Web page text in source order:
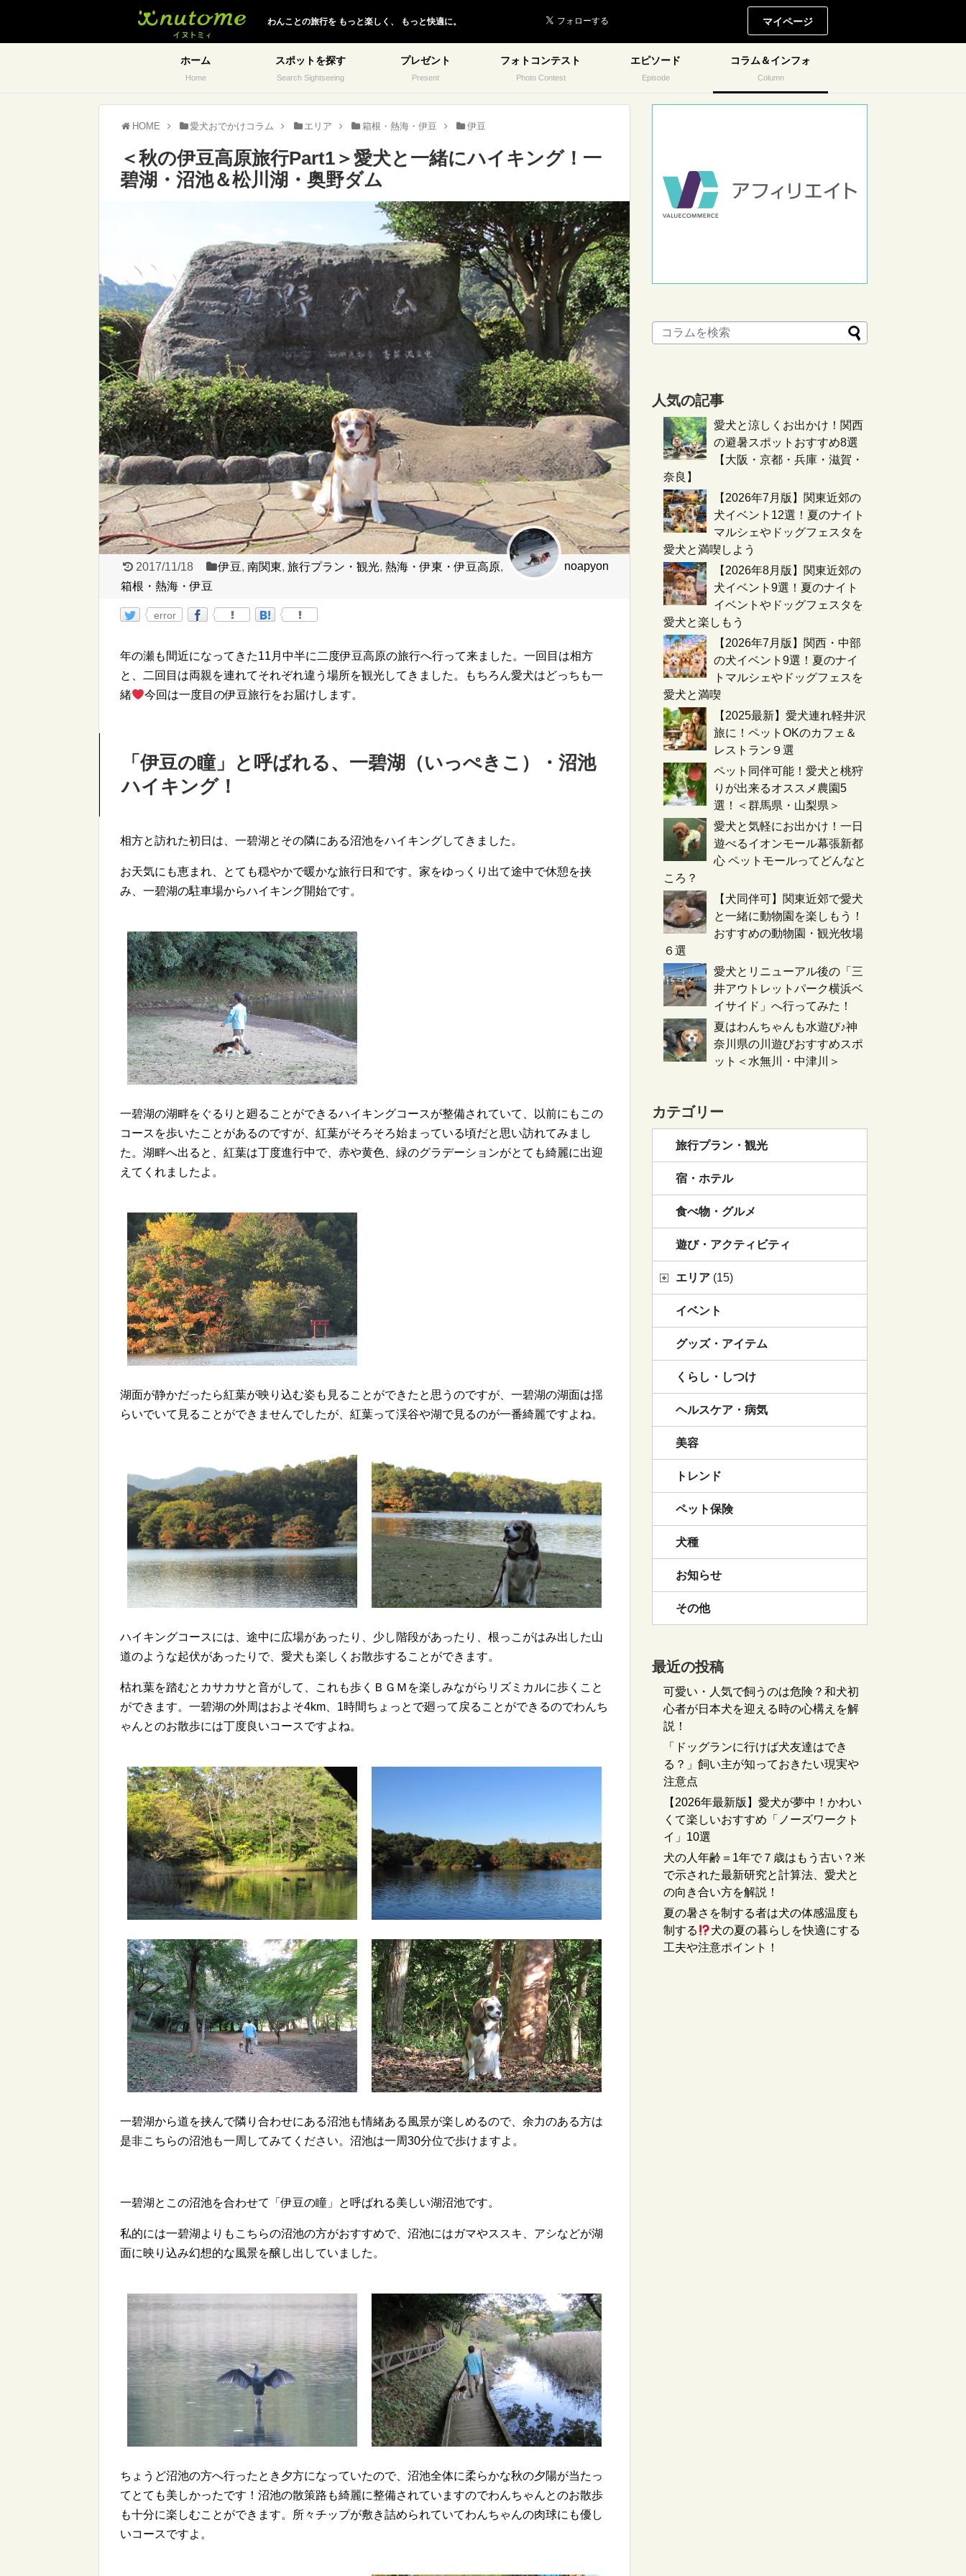
わんことの旅行を もっと楽しく、 もっと快適に。 マイページ
ホーム
Home
スポットを探す
Search Sightseeing
プレゼント
Present
フォトコンテスト
Photo Contest
エピソード
Episode
コラム＆インフォ
Column
HOME 愛犬おでかけコラム エリア 箱根・熱海・伊豆 伊豆
＜秋の伊豆高原旅行Part1＞愛犬と一緒にハイキング！一
碧湖・沼池＆松川湖・奥野ダム
noapyon
2017/11/18 伊豆,南関東,旅行プラン・観光,熱海・伊東・伊豆高原,
箱根・熱海・伊豆
error
年の瀬も間近になってきた11月中半に二度伊豆高原の旅行へ行って来ました。一回目は相方
と、二回目は両親を連れてそれぞれ違う場所を観光してきました。もちろん愛犬はどっちも一
緒
今回は一度目の伊豆旅行をお届けします。
「伊豆の瞳」 と呼ばれる、一碧湖（いっぺきこ）・沼池
ハイキング！
相方と訪れた初日は、一碧湖とその隣にある沼池をハイキングしてきました。
お天気にも恵まれ、とても穏やかで暖かな旅行日和です。家をゆっくり出て途中で休憩を挟
み、一碧湖の駐車場からハイキング開始です。
一碧湖の湖畔をぐるりと廻ることができるハイキングコースが整備されていて、以前にもこの
コースを歩いたことがあるのですが、紅葉がそろそろ始まっている頃だと思い訪れてみまし
た。湖畔へ出ると、紅葉は丁度進行中で、赤や黄色、緑のグラデーションがとても綺麗に出迎
えてくれましたよ。
湖面が静かだったら紅葉が映り込む姿も見ることができたと思うのですが、一碧湖の湖面は揺
らいでいて見ることができませんでしたが、紅葉って渓谷や湖で見るのが一番綺麗ですよね。
ハイキングコースには、途中に広場があったり、少し階段があったり、根っこがはみ出した山
道のような起伏があったりで、愛犬も楽しくお散歩することができます。
枯れ葉を踏むとカサカサと音がして、これも歩くＢＧＭを楽しみながらリズミカルに歩くこと
ができます。一碧湖の外周はおよそ4km、1時間ちょっとで廻って戻ることができるのでわんち
ゃんとのお散歩には丁度良いコースですよね。
一碧湖から道を挟んで隣り合わせにある沼池も情緒ある風景が楽しめるので、余力のある方は
是非こちらの沼池も一周してみてください。沼池は一周30分位で歩けますよ。
一碧湖とこの沼池を合わせて「伊豆の瞳」と呼ばれる美しい湖沼池です。
私的には一碧湖よりもこちらの沼池の方がおすすめで、沼池にはガマやススキ、アシなどが湖
面に映り込み幻想的な風景を醸し出していました。
ちょうど沼池の方へ行ったとき夕方になっていたので、沼池全体に柔らかな秋の夕陽が当たっ
てとても美しかったです！沼池の散策路も綺麗に整備されていますのでわんちゃんとのお散歩
も十分に楽しむことができます。所々チップが敷き詰められていてわんちゃんの肉球にも優し
いコースですよ。
人気の記事
愛犬と涼しくお出かけ！関西
の避暑スポットおすすめ8選
【大阪・京都・兵庫・滋賀・
奈良】
【2026年7月版】関東近郊の
犬イベント12選！夏のナイト
マルシェやドッグフェスタを
愛犬と満喫しよう
【2026年8月版】関東近郊の
犬イベント9選！夏のナイト
イベントやドッグフェスタを
愛犬と楽しもう
【2026年7月版】関西・中部
の犬イベント9選！夏のナイ
トマルシェやドッグフェスを
愛犬と満喫
【2025最新】愛犬連れ軽井沢
旅に！ペットOKのカフェ＆
レストラン９選
ペット同伴可能！愛犬と桃狩
りが出来るオススメ農園5
選！＜群馬県・山梨県＞
愛犬と気軽にお出かけ！一日
遊べるイオンモール幕張新都
心 ペットモールってどんなと
ころ？
【犬同伴可】関東近郊で愛犬
と一緒に動物園を楽しもう！
おすすめの動物園・観光牧場
６選
愛犬とリニューアル後の「三
井アウトレットパーク横浜ベ
イサイド」へ行ってみた！
夏はわんちゃんも水遊び♪神
奈川県の川遊びおすすめスポ
ット＜水無川・中津川＞
カテゴリー
旅行プラン・観光
宿・ホテル
食べ物・グルメ
遊び・アクティビティ
エリア (15)
イベント
グッズ・アイテム
くらし・しつけ
ヘルスケア・病気
美容
トレンド
ペット保険
犬種
お知らせ
その他
最近の投稿
可愛い・人気で飼うのは危険？和犬初
心者が日本犬を迎える時の心構えを解
説！
「ドッグランに行けば犬友達はでき
る？」飼い主が知っておきたい現実や
注意点
【2026年最新版】愛犬が夢中！かわい
くて楽しいおすすめ「ノーズワークト
イ」10選
犬の人年齢＝1年で７歳はもう古い？米
で示された最新研究と計算法、愛犬と
の向き合い方を解説！
夏の暑さを制する者は犬の体感温度も
制する
犬の夏の暮らしを快適にする
工夫や注意ポイント！